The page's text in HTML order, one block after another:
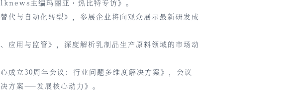
主编玛丽亚・热比特专访》。
代与自动化转型》，参展企业将向观众展示最新研发成
应用与监管》，深度解析乳制品生产原料领域的市场动
成立30周年会议：行业问题多维度解决方案》，会议
方案——发展核心动力》。